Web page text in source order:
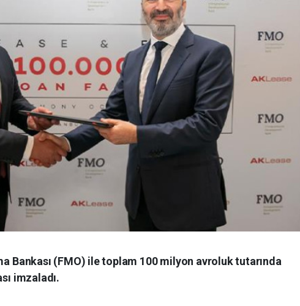
Bankası (FMO) ile toplam 100 milyon avroluk tutarında
imzaladı.